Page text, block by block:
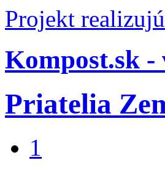
Projekt
Kompost.sk -
Priatelia
1